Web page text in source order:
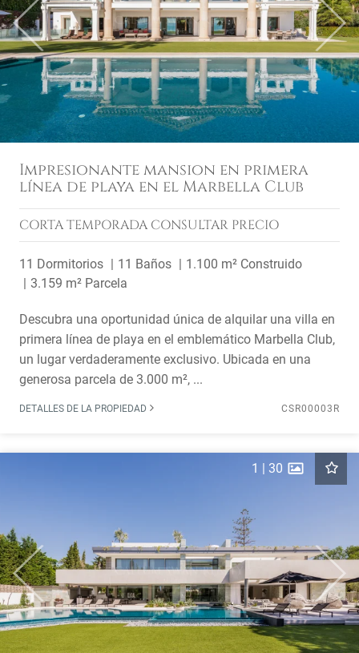
Previous Next
Impresionante mansion en primera
línea de playa en el Marbella Club
CORTA TEMPORADA CONSULTAR PRECIO
11 Dormitorios 11 Baños
1.100 m² Construido
3.159 m² Parcela
Descubra una oportunidad única de alquilar una villa en
primera línea de playa en el emblemático Marbella Club,
un lugar verdaderamente exclusivo. Ubicada en una
generosa parcela de 3.000 m², ...
DETALLES DE LA PROPIEDAD CSR00003R
Previous Next
1 | 30